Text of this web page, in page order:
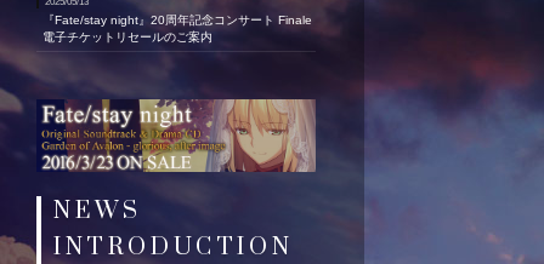
『Fate/stay night』20周年記念コンサート Finale
電子チケットリセールのご案内
NEWS
INTRODUCTION